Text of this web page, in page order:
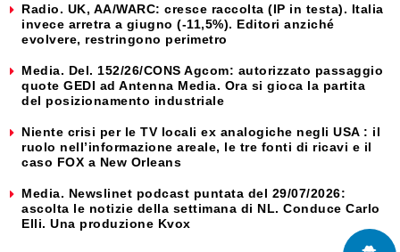
Radio. UK, AA/WARC: cresce raccolta (IP in testa). Italia
invece arretra a giugno (-11,5%). Editori anziché
evolvere, restringono perimetro
Media. Del. 152/26/CONS Agcom: autorizzato passaggio
quote GEDI ad Antenna Media. Ora si gioca la partita
del posizionamento industriale
Niente crisi per le TV locali ex analogiche negli USA : il
ruolo nell’informazione areale, le tre fonti di ricavi e il
caso FOX a New Orleans
Media. Newslinet podcast puntata del 29/07/2026:
ascolta le notizie della settimana di NL. Conduce Carlo
Elli. Una produzione Kvox